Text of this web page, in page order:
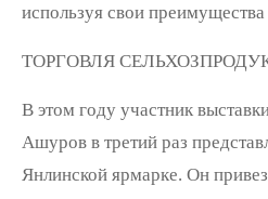
используя свои
ТОРГОВЛЯ
В этом году участник
Ашуров в третий раз
Янлинской ярмарке. Он